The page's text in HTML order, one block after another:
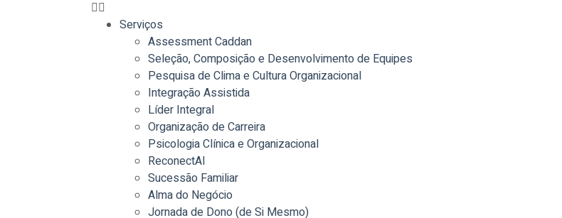
Serviços
Assessment Caddan
Seleção, Composição e Desenvolvimento de Equipes
Pesquisa de Clima e Cultura Organizacional
Integração Assistida
Líder Integral
Organização de Carreira
Psicologia Clínica e Organizacional
ReconectAI
Sucessão Familiar
Alma do Negócio
Jornada de Dono (de Si Mesmo)